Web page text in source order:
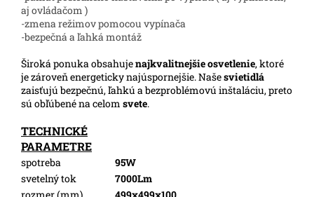
aj ovládačom )
-zmena režimov pomocou vypínača
-bezpečná a ľahká montáž
Široká ponuka obsahujenajkvalitnejšie osvetlenie, ktoré
je zároveň energeticky najúspornejšie. Našesvietidlá
zaisťujú bezpečnú, ľahkú a bezproblémovú inštaláciu, preto
sú obľúbené na celom svete.
TECHNICKÉ
PARAMETRE
spotreba
95W
svetelný tok
7000Lm